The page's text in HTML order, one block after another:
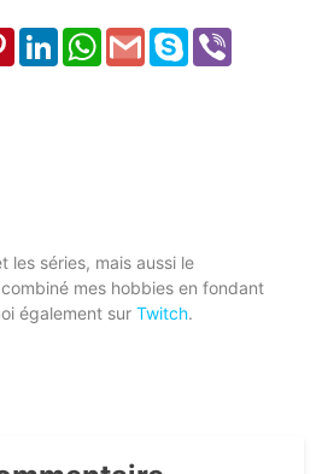
PinterestLinkedInWhatsApp
Gmail Skype
les séries, mais aussi le
mes hobbies en fondant
également sur Twitch.